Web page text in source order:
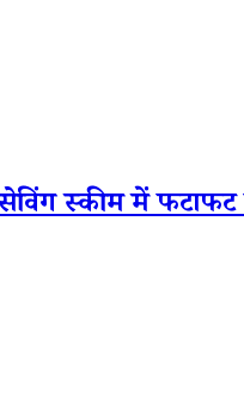
स्कीम में फटाफट